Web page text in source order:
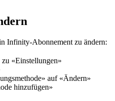
Infinity-Abonnement zu ändern:
«Einstellungen»
auf «Ändern»
hinzufügen»